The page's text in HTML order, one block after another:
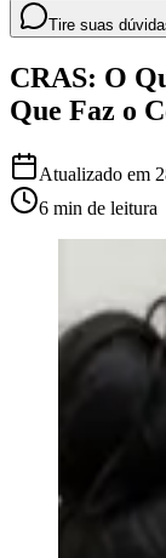
Tire suas
CRAS: O
Que Faz o
Atualizado em
6 min de leitura